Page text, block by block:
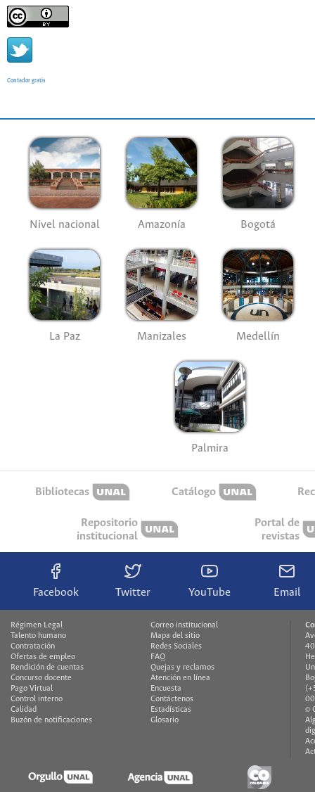
Contador gratis
Nivel nacional Amazonía Bogotá
La Paz Manizales Medellín
Palmira
Bibliotecas Catálogo
Repositorio
institucional
Portal de
revistas
Facebook Twitter YouTube Email
Régimen Legal
Talento humano
Contratación
Ofertas de empleo
Rendición de cuentas
Concurso docente
Pago Virtual
Control interno
Calidad
Buzón de notificaciones
Correo institucional
Mapa del sitio
Redes Sociales
FAQ
Quejas y reclamos
Atención en línea
Encuesta
Contáctenos
Estadísticas
Glosario
©